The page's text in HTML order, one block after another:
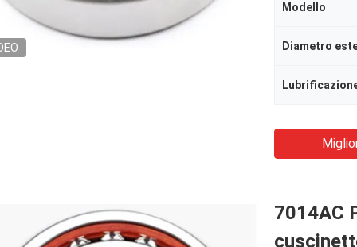
Modello
Diametro
7014AC